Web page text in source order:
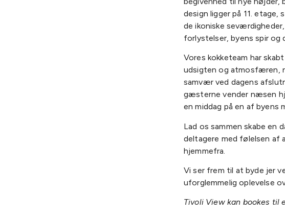
design ligger på 11.
de ikoniske
forlystelser, byens spir og
Vores kokketeam har
udsigten og atmosfæren,
samvær ved dagens
gæsterne vender næsen
en middag på en af byens
Lad os sammen skabe en
deltagere med følelsen
hjemmefra.
Vi ser frem til at byde jer
uforglemmelig oplevelse
Tivoli View kan bookes til